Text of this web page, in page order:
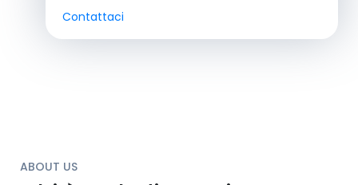
Contattaci
ABOUT US